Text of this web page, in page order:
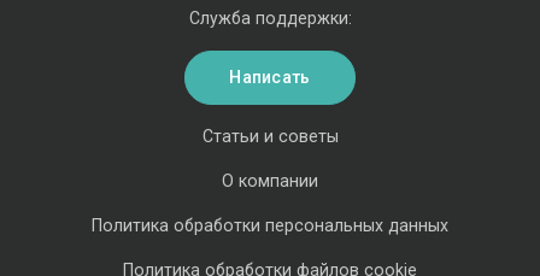
Статьи и советы
О компании
Политика обработки персональных данных
Политика обработки файлов cookie
Служба поддержки:
Написать